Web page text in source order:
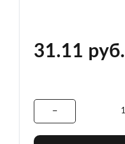
31.11 руб.